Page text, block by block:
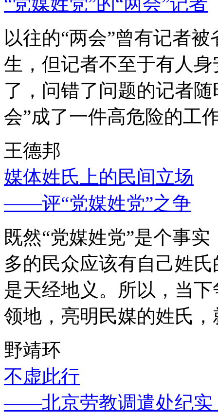
以往的“两会”曾有记者
生，但记者不至于有人
了，问错了问题的记者
会”成了一件高危险的工
王德邦
媒体姓氏上的民间立场
——评“党媒姓党”之争
既然“党媒姓党”是个事
多的民众应该有自己姓
是天经地义。所以，当
领地，亮明民媒的姓氏
野靖环
不虚此行
——北京劳教调遣处纪实